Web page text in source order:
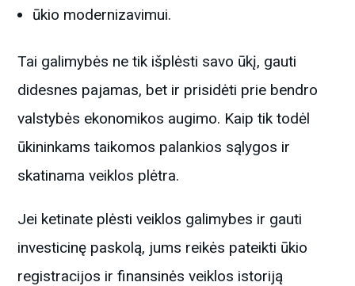
ūkio modernizavimui.
Tai galimybės ne tik išplėsti savo ūkį, gauti
didesnes pajamas, bet ir prisidėti prie bendro
valstybės ekonomikos augimo. Kaip tik todėl
ūkininkams taikomos palankios sąlygos ir
skatinama veiklos plėtra.
Jei ketinate plėsti veiklos galimybes ir gauti
investicinę paskolą, jums reikės pateikti ūkio
registracijos ir finansinės veiklos istoriją